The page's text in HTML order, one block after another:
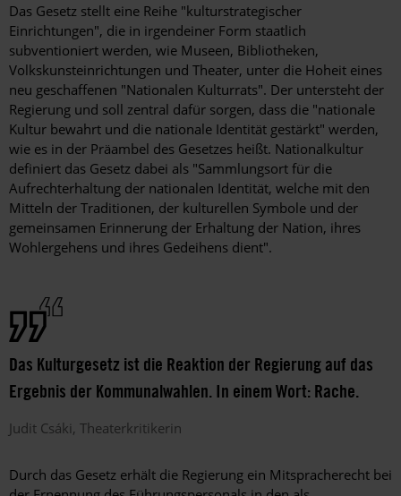
Das Gesetz stellt eine Reihe "kulturstrategischer
Einrichtungen", die in irgendeiner Form staatlich
subventioniert werden, wie Museen, Bibliotheken,
Volkskunsteinrichtungen und Theater, unter die Hoheit eines
neu geschaffenen "Nationalen Kulturrats". Der untersteht der
Regierung und soll zentral dafür sorgen, dass die "nationale
Kultur bewahrt und die nationale Identität gestärkt" werden,
wie es in der Präambel des Gesetzes heißt. Nationalkultur
definiert das Gesetz dabei als "Sammlungsort für die
Aufrechterhaltung der nationalen Identität, ­welche mit den
Mitteln der Traditionen, der kulturellen Symbole und der
gemeinsamen Erinnerung der Erhaltung der Nation, ­ihres
Wohlergehens und ihres Gedeihens dient".
Das Kulturgesetz ist die Reaktion der Regierung auf das
Ergebnis der Kommunalwahlen. In einem Wort: Rache.
Judit Csáki Theaterkritikerin
Durch das Gesetz erhält die Regierung ein Mitspracherecht bei